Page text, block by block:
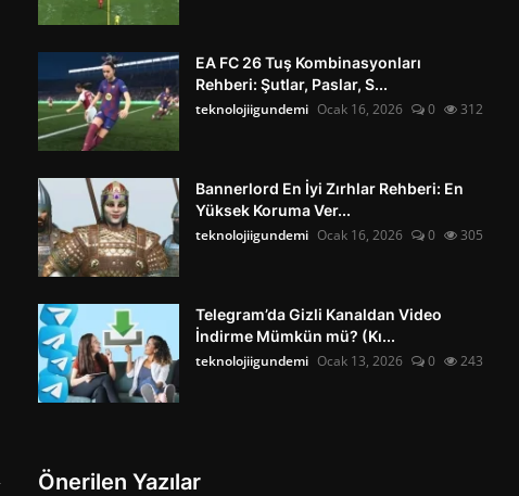
EA FC 26 Tuş Kombinasyonları
Rehberi: Şutlar, Paslar, S...
teknolojiigundemi Ocak 16, 2026 0 312
Bannerlord En İyi Zırhlar Rehberi: En
Yüksek Koruma Ver...
teknolojiigundemi Ocak 16, 2026 0 305
Telegram’da Gizli Kanaldan Video
İndirme Mümkün mü? (Kı...
teknolojiigundemi Ocak 13, 2026 0 243
Önerilen Yazılar